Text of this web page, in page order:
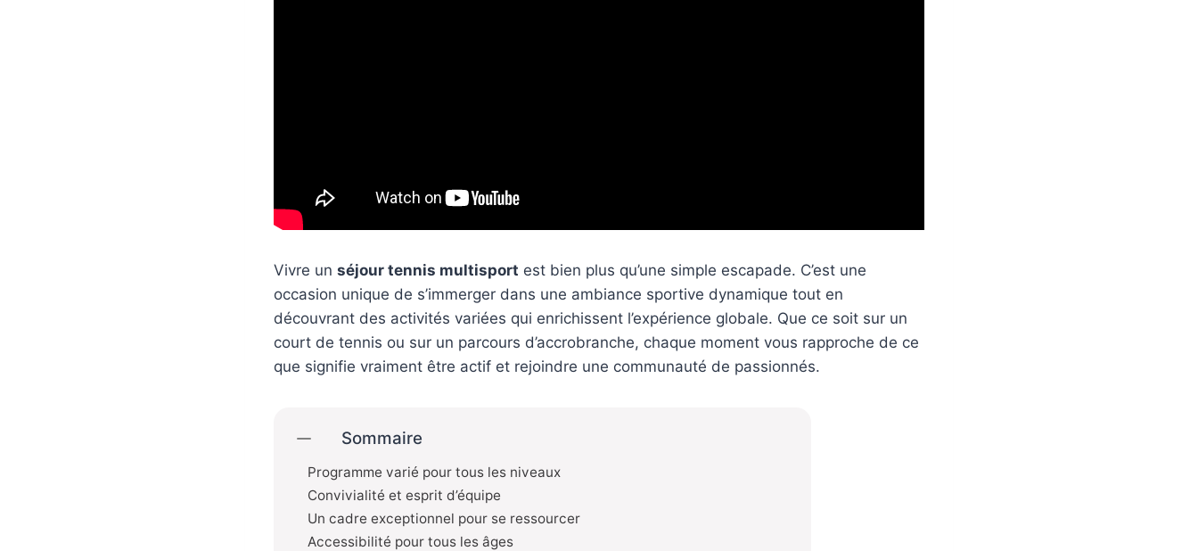
Vivre un séjour tennis multisport est bien plus qu’une simple escapade. C’est une
occasion unique de s’immerger dans une ambiance sportive dynamique tout en
découvrant des activités variées qui enrichissent l’expérience globale. Que ce soit sur un
court de tennis ou sur un parcours d’accrobranche, chaque moment vous rapproche de ce
que signifie vraiment être actif et rejoindre une communauté de passionnés.
Sommaire
Programme varié pour tous les niveaux
Convivialité et esprit d’équipe
Un cadre exceptionnel pour se ressourcer
Accessibilité pour tous les âges